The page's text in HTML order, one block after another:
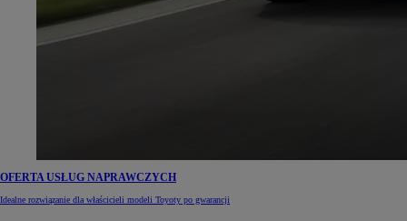
OFERTA USŁUG NAPRAWCZYCH
Idealne rozwiązanie dla właścicieli modeli Toyoty po gwarancji